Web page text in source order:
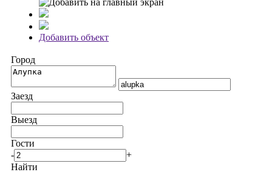
Добавить объект
Город
Заезд
Выезд
Гости
-
+
Найти